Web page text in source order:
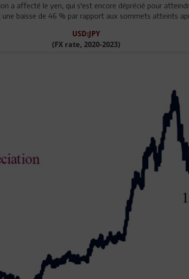
a affecté le yen, qui s'est encore déprécié pour
une baisse de 46 % par rapport aux sommets atteints
USD:JPY
(FX rate, 2020-2023)